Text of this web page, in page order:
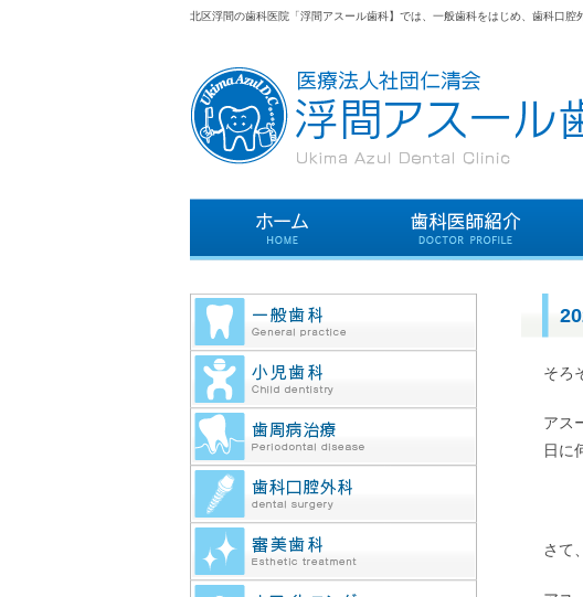
北区浮間の歯科医院「浮間アスール歯科】では、一般歯科をはじめ、歯科口腔
そろ
アス
日に
さて